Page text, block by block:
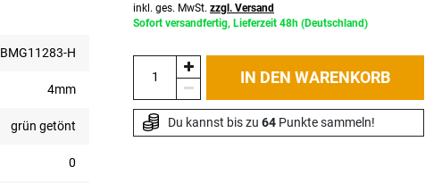
BMG11283-H
4mm
grün getönt
0
inkl. ges. MwSt. zzgl. Versand
Sofort versandfertig, Lieferzeit 48h (Deutschland)
IN DEN WARENKORB
Du kannst bis zu 64 Punkte sammeln!